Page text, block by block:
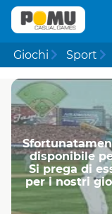
Giochi Sport
disponibile
Si prega di
per i nostri